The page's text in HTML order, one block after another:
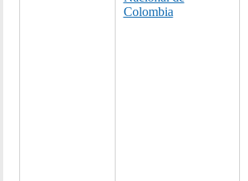
Colombia